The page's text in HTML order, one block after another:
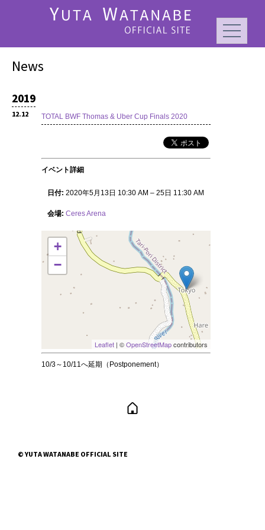
News
2019
12.12 TOTAL BWF Thomas & Uber Cup Finals 2020
イベント詳細
日付: 2020年5月13日 10:30 AM – 25日 11:30 AM
会場: Ceres Arena
+
−
Leaflet| ©OpenStreetMapcontributors
10/3～10/11へ延期（Postponement）
© YUTA WATANABE OFFICIAL SITE